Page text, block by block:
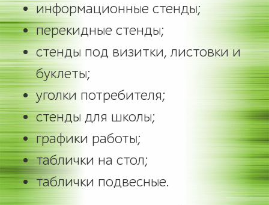
информационные стенды;
перекидные стенды;
стенды под визитки, листовки и
буклеты;
уголки потребителя;
стенды для школы;
графики работы;
таблички на стол;
таблички подвесные.